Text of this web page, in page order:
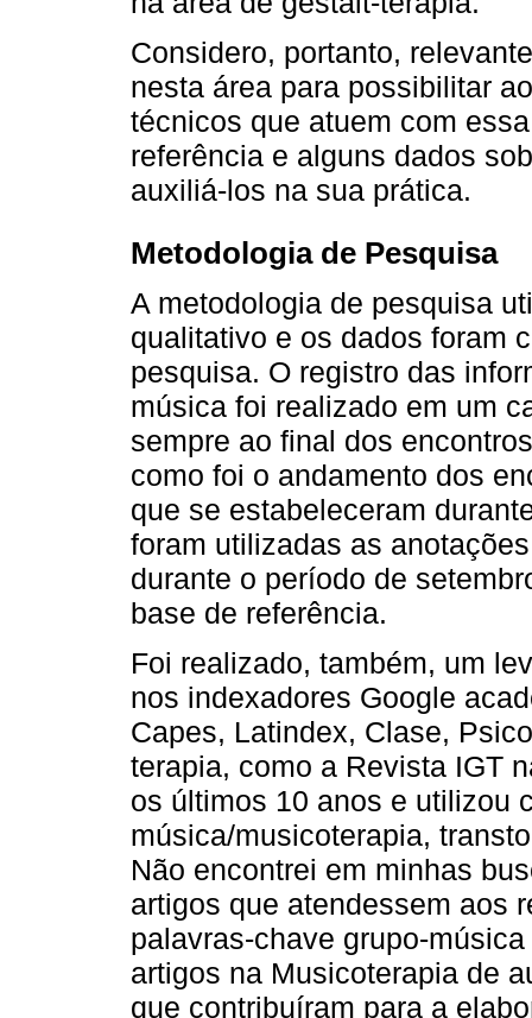
Considero, portanto,
nesta área para possibilitar
técnicos que atuem com
referência e alguns dados
auxiliá-los na sua prática.
Metodologia de Pesquisa
A metodologia de pesquisa
qualitativo e os dados foram
pesquisa. O registro das
música foi realizado em um
sempre ao final dos
como foi o andamento dos
que se estabeleceram
foram utilizadas as
durante o período de
base de referência.
Foi realizado, também, um
nos indexadores Google
Capes, Latindex, Clase,
terapia, como a Revista IGT
os últimos 10 anos e utilizou
música/musicoterapia,
Não encontrei em minhas
artigos que atendessem aos
palavras-chave grupo-
artigos na Musicoterapia de
que contribuíram para a